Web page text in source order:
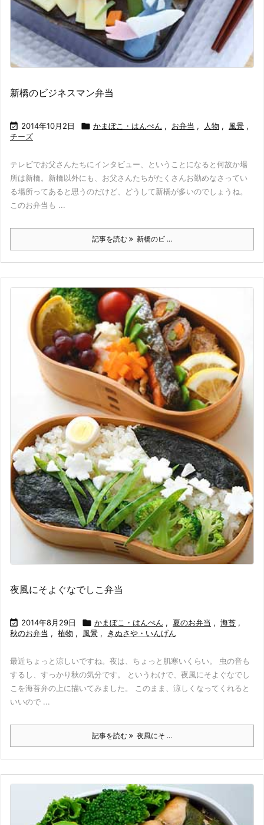
新橋のビジネスマン弁当
 2014年10月2日  かまぼこ・はんぺん , お弁当 , 人物 , 風景 ,
チーズ
テレビでお父さんたちにインタビュー、ということになると何故か場
所は新橋。新橋以外にも、お父さんたちがたくさんお勤めなさってい
る場所ってあると思うのだけど、どうして新橋が多いのでしょうね。
このお弁当も ...
記事を読む 新橋のビ ...
夜風にそよぐなでしこ弁当
 2014年8月29日  かまぼこ・はんぺん , 夏のお弁当 , 海苔 ,
秋のお弁当 , 植物 , 風景 , きぬさや・いんげん
最近ちょっと涼しいですね。夜は、ちょっと肌寒いくらい。 虫の音も
するし、すっかり秋の気分です。 というわけで、夜風にそよぐなでし
こを海苔弁の上に描いてみました。 このまま、涼しくなってくれると
いいので ...
記事を読む 夜風にそ ...